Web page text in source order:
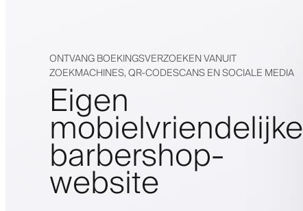
ONTVANG BOEKINGSVERZOEKEN VANUIT
ZOEKMACHINES, QR-CODESCANS EN SOCIALE MEDIA
Eigen
mobielvriendelijke
barbershop-
website